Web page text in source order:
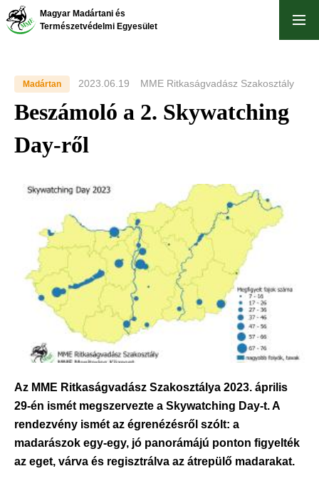
Skip
to
Magyar Madártani és
Természetvédelmi Egyesület
Madártan 2023.06.19 MME Ritkaságvadász Szakosztály
Beszámoló a 2. Skywatching
Day-ről
Az MME Ritkaságvadász Szakosztálya 2023. április
29-én ismét megszervezte a Skywatching Day-t. A
rendezvény ismét az égrenézésről szólt: a
madarászok egy-egy, jó panorámájú ponton figyelték
az eget, várva és regisztrálva az átrepülő madarakat.